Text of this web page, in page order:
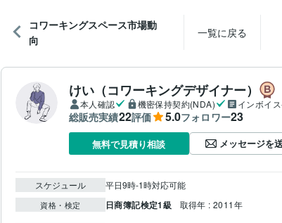
コワーキングスペース市場動
向
一覧に戻る
けい（コワーキングデザイナー）
本人確認 機密保持契約(NDA) インボイ
総販売実績22評価 5.0フォロワー23
無料で見積り相談 メッセージを
スケジュール 平日9時-1時対応可能
資格・検定 日商簿記検定1級 取得年 : 2011年